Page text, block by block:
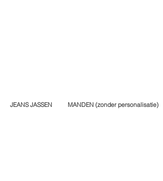
JEANS JASSEN MANDEN (zonder personalisatie)